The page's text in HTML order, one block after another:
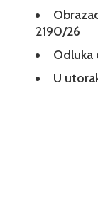
2190/26
U